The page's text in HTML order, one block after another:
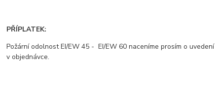
PŘÍPLATEK:
Požární odolnost EI/EW 45 - EI/EW 60 naceníme prosím o uvedení
v objednávce.